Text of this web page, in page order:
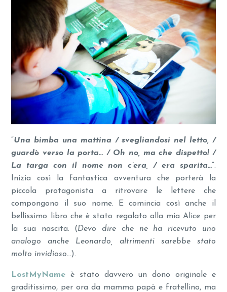
“Una bimba una mattina / svegliandosi nel letto, /
guardò verso la porta… / Oh no, ma che dispetto! /
La targa con il nome non c’era, / era sparita…”.
Inizia così la fantastica avventura che porterà la
piccola protagonista a ritrovare le lettere che
compongono il suo nome. E comincia così anche il
bellissimo libro che è stato regalato alla mia Alice per
la sua nascita. (Devo dire che ne ha ricevuto uno
analogo anche Leonardo, altrimenti sarebbe stato
molto invidioso…).
LostMyName è stato davvero un dono originale e
graditissimo, per ora da mamma papà e fratellino, ma